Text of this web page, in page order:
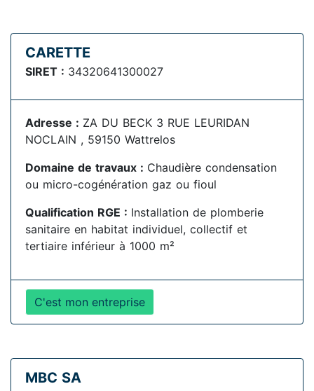
CARETTE
SIRET : 34320641300027
Adresse : ZA DU BECK 3 RUE LEURIDAN
NOCLAIN , 59150 Wattrelos
Domaine de travaux : Chaudière condensation
ou micro-cogénération gaz ou fioul
Qualification RGE : Installation de plomberie
sanitaire en habitat individuel, collectif et
tertiaire inférieur à 1000 m²
C'est mon entreprise
MBC SA